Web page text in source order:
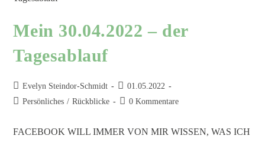
Mein 30.04.2022 – der
Tagesablauf
Evelyn Steindor-Schmidt
01.05.2022
Persönliches / Rückblicke 0 Kommentare
FACEBOOK WILL IMMER VON MIR WISSEN, WAS ICH